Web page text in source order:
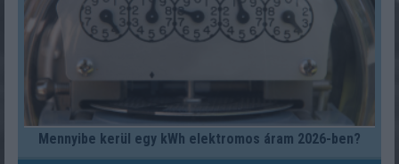
Mennyibe kerül egy kWh elektromos áram 2026-ben?